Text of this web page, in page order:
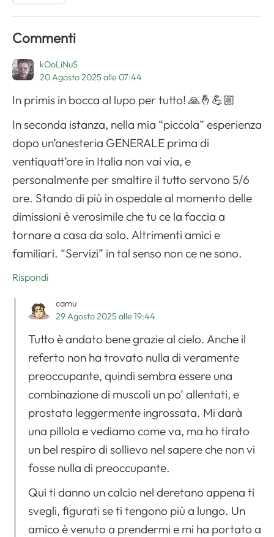
Commenti
kOoLiNuS
20 Agosto 2025 alle 07:44
In primis in bocca al lupo per tutto! 🙏🤞💪🏼
In seconda istanza, nella mia “piccola” esperienza
dopo un’anesteria GENERALE prima di
ventiquatt’ore in Italia non vai via, e
personalmente per smaltire il tutto servono 5/6
ore. Stando di più in ospedale al momento delle
dimissioni è verosimile che tu ce la faccia a
tornare a casa da solo. Altrimenti amici e
familiari. “Servizi” in tal senso non ce ne sono.
Rispondi
camu
29 Agosto 2025 alle 19:44
Tutto è andato bene grazie al cielo. Anche il
referto non ha trovato nulla di veramente
preoccupante, quindi sembra essere una
combinazione di muscoli un po’ allentati, e
prostata leggermente ingrossata. Mi darà
una pillola e vediamo come va, ma ho tirato
un bel respiro di sollievo nel sapere che non vi
fosse nulla di preoccupante.
Qui ti danno un calcio nel deretano appena ti
svegli, figurati se ti tengono più a lungo. Un
amico è venuto a prendermi e mi ha portato a